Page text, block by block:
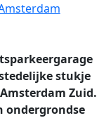
stukje
Zuid.
ondergrondse